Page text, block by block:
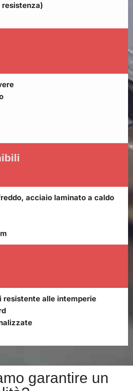
acciaio laminato a caldo
resistente alle intemperie
garantire un